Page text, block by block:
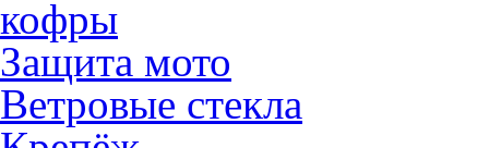
кофры
Защита мото
Ветровые стекла